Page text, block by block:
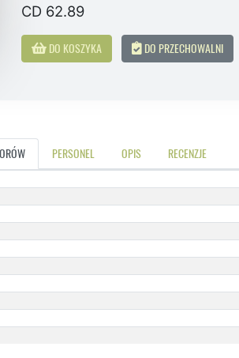
CD 62.89
DO KOSZYKA DO PRZECHOWALNI
PERSONEL OPIS RECENZJE